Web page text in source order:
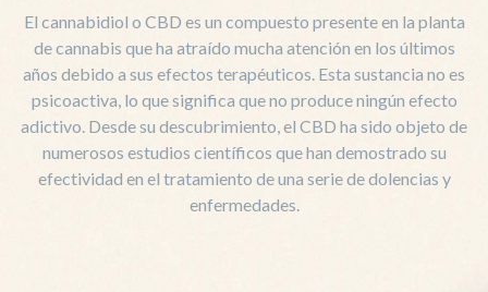
El cannabidiol o CBD es un compuesto presente en la planta
de cannabis que ha atraído mucha atención en los últimos
años debido a sus efectos terapéuticos. Esta sustancia no es
psicoactiva, lo que significa que no produce ningún efecto
adictivo. Desde su descubrimiento, el CBD ha sido objeto de
numerosos estudios científicos que han demostrado su
efectividad en el tratamiento de una serie de dolencias y
enfermedades.